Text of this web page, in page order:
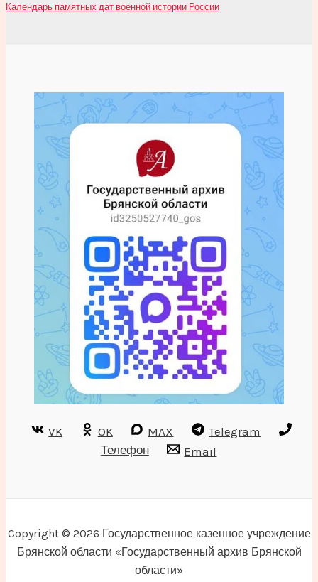
Календарь памятных дат военной истории России
VK OK MAX
Telegram
Телефон
Email
Copyright © 2026 Государственное казенное учреждение
Брянской области «Государственный архив Брянской
области»